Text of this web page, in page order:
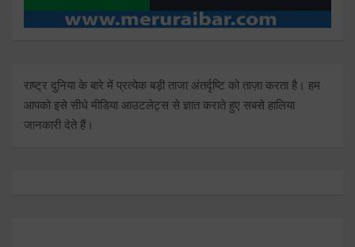
राष्ट्र दुनिया के बारे में प्रत्येक बड़ी ताजा अंतर्दृष्टि को ताज़ा करता है। हम
आपको इसे सीधे मीडिया आउटलेट्स से ज्ञात कराते हुए सबसे हालिया
जानकारी देते हैं।